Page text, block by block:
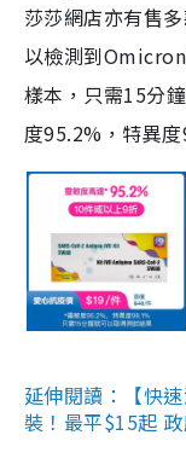
莎莎網店亦有售
以檢測到
樣本，只需15分
度95.2%，特異度
延伸閱讀：【快
裝！最平$15起